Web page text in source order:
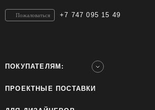
+7 747 095 15 49
Пожаловаться
ПОКУПАТЕЛЯМ:
ПРОЕКТНЫЕ ПОСТАВКИ